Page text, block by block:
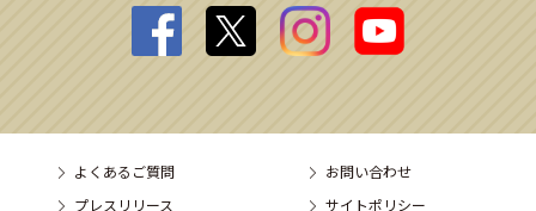
よくあるご質問
お問い合わせ
プレスリリース
サイトポリシー